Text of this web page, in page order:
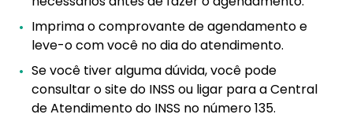
Imprima o comprovante de agendamento e
leve-o com você no dia do atendimento.
Se você tiver alguma dúvida, você pode
consultar o site do INSS ou ligar para a Central
de Atendimento do INSS no número 135.